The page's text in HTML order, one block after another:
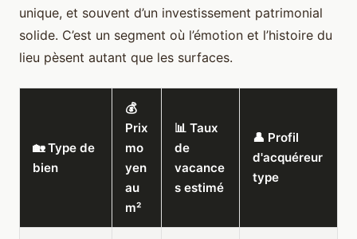
unique, et souvent d’un investissement patrimonial
solide. C’est un segment où l’émotion et l’histoire du
lieu pèsent autant que les surfaces.
🏡 Type de
bien
💰
Prix
mo
yen
au
m²
📊 Taux
de
vacance
s estimé
👤 Profil
d'acquéreur
type